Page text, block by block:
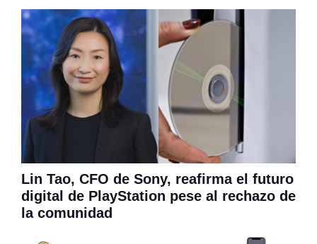
Lin Tao, CFO de Sony, reafirma el futuro
digital de PlayStation pese al rechazo de
la comunidad